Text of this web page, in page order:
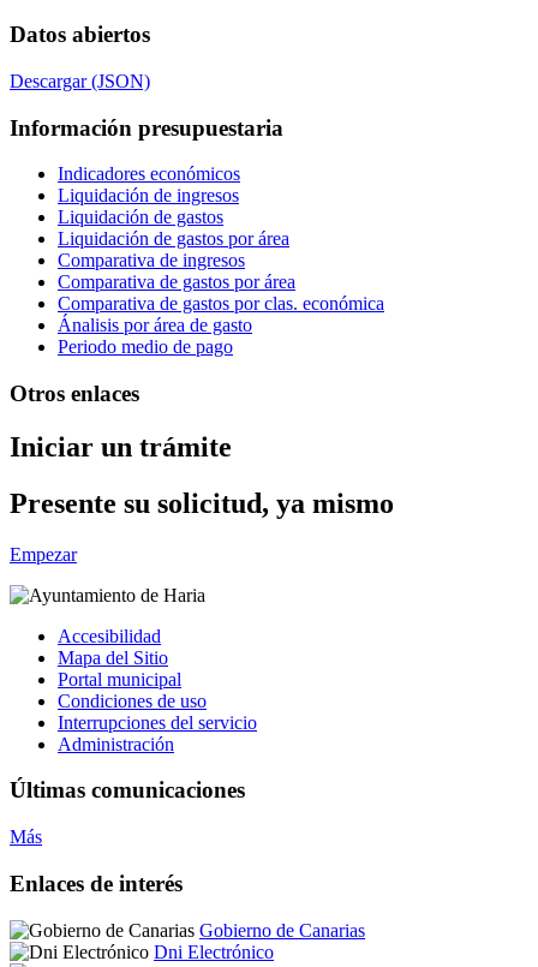
Datos abiertos
Descargar (JSON)
Información presupuestaria
Indicadores económicos
Liquidación de ingresos
Liquidación de gastos
Liquidación de gastos por área
Comparativa de ingresos
Comparativa de gastos por área
Comparativa de gastos por clas. económica
Ánalisis por área de gasto
Periodo medio de pago
Otros enlaces
Iniciar un trámite
Presente su solicitud, ya mismo
Empezar
Accesibilidad
Mapa del Sitio
Portal municipal
Condiciones de uso
Interrupciones del servicio
Administración
Últimas comunicaciones
Más
Enlaces de interés
Gobierno de Canarias
Dni Electrónico